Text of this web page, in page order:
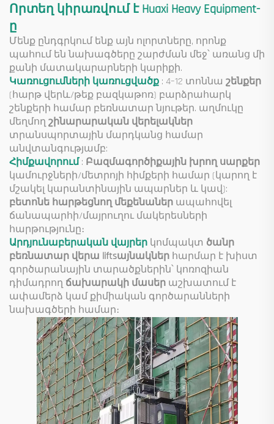
Որտեղ կիրառվում է Huaxi Heavy Equipment-
ը
Մենք ընդգրկում ենք այն ոլորտները, որոնք
պահում են նախագծերը շարժման մեջ՝ առանց մի
քանի մատակարարների կարիքի.
Կառուցումների կառուցվածք : 4–12 տոննա շենքեր
(հարթ վերև/թեք բազկաթոռ) բարձրահարկ
շենքերի համար բեռնատար նյութեր. աղմուկը
մեղմող շինարարական վերելակներ
տրանսպորտային մարդկանց համար
անվտանգությամբ:
Հիմքավորում: Բազմագործիքային խրող սարքեր
կամուրջների/մետրոյի հիմքերի համար (կարող է
մշակել կարանտինային ապարներ և կավ):
բետոնե հարթեցնող մեքենաներ ապահովել
ճանապարհի/մայրուղու մակերեսների
հարթությունը։
Արդյունաբերական վայրեր կոմպակտ ծանր
բեռնատար վերա liftsայնակներ հարմար է խիստ
գործարանային տարածքներին՝ կոռոզիան
դիմադրող ճախարակի մասեր աշխատում է
ափամերձ կամ քիմիական գործարանների
նախագծերի համար։